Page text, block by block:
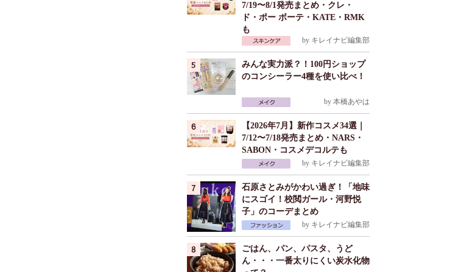
7/19〜8/1発売まとめ・クレ・
ド・ポー ボーテ・KATE・RMK
も
by キレイナビ編集部
みんな実力派？！100円ショップ
のコンシーラー4種を使い比べ！
by 本橋あやは
【2026年7月】新作コスメ34選｜
7/12〜7/18発売まとめ・NARS・
SABON・コスメデコルテも
by キレイナビ編集部
石原さとみがかわい過ぎ！「地味
にスゴイ！校閲ガール・河野悦
子」のコーデまとめ
by キレイナビ編集部
ごはん、パン、パスタ、うど
ん・・・一番太りにくい炭水化物